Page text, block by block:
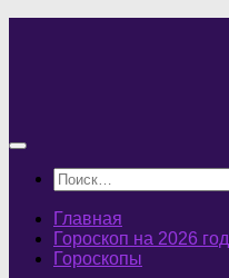
Найти:
Главная
Гороскоп на 2026 год
Гороскопы